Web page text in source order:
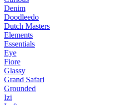
Denim
Doodleedo
Dutch Masters
Elements
Essentials
Eye
Fiore
Glassy
Grand Safari
Grounded
Izi